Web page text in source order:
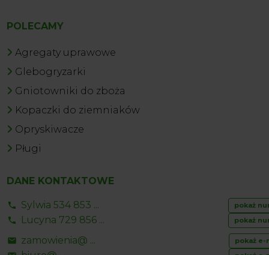
POLECAMY
Agregaty uprawowe
Glebogryzarki
Gniotowniki do zboża
Kopaczki do ziemniaków
Opryskiwacze
Pługi
DANE KONTAKTOWE
Sylwia 534 853 ... pokaż
Lucyna 729 856 ... pokaż
zamowienia@ ... pokaż e-